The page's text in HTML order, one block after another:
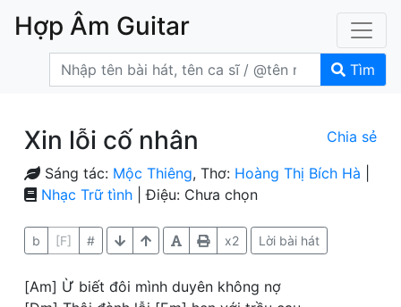
Hợp Âm Guitar
Tìm
Xin lỗi cố nhân Chia sẻ
Sáng tác: Mộc Thiêng, Thơ: Hoàng Thị Bích Hà
Nhạc Trữ tình | Điệu: Chưa chọn
b [F] # x2 Lời bài hát
[Am] Ừ biết đôi mình duyên không nợ